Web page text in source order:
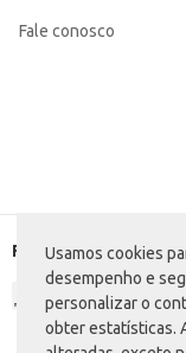
Usamos cookies
desempenho e
personalizar o
obter estatísticas.
Fale conosco
Formas de